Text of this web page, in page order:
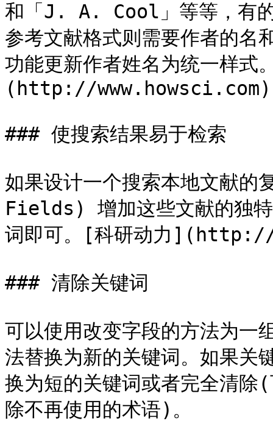
和「J. A. Cool」等等，有的
参考文献格式则需要作者的名
功能更新作者姓名为统一样
(http://www.howsci.com)
### 使搜索结果易于检索
如果设计一个搜索本地文献
Fields) 增加这些文献的独特
词即可。[科研动力
### 清除关键词
可以使用改变字段的方法为一
法替换为新的关键词。如果关
换为短的关键词或者完全清除
除不再使用的术语)。